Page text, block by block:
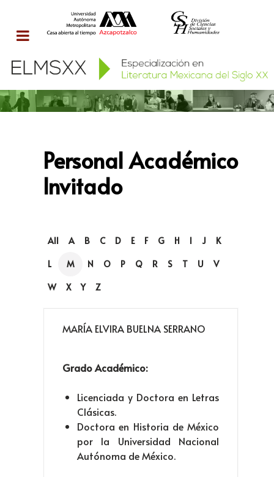
Personal Académico
Invitado
All A B C D E F G H I J
K
L
M N O P Q R S T U
V
W
X Y Z
MARÍA ELVIRA BUELNA SERRANO
Grado Académico:
Licenciada y Doctora en Letras
Clásicas.
Doctora en Historia de México
por la Universidad Nacional
Autónoma de México.